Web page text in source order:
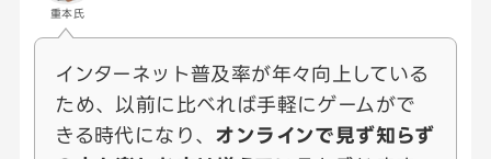
重本氏
インターネット普及率が年々向上している
ため、以前に比べれば手軽にゲームがで
きる時代になり、 オンラインで見ず知らず